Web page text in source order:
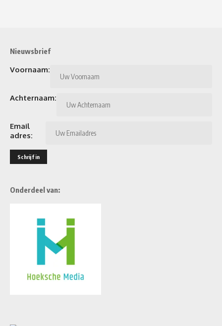
Nieuwsbrief
Voornaam:
Achternaam:
Email
adres:
Onderdeel van: